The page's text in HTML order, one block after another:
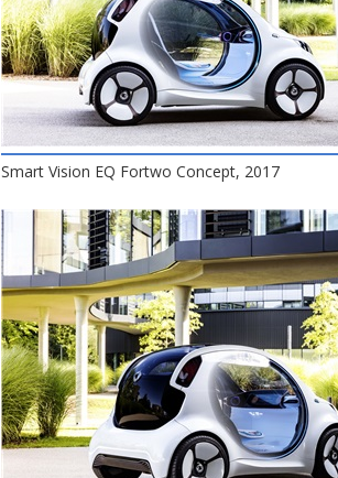
Smart Vision EQ Fortwo Concept, 2017